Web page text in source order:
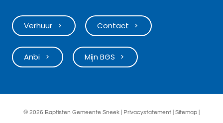
Verhuur keyboard_arrow_right Contact keyboard_arrow_right
Anbi keyboard_arrow_right Mijn BGS keyboard_arrow_right
© 2026 Baptisten Gemeente Sneek | Privacystatement Sitemap